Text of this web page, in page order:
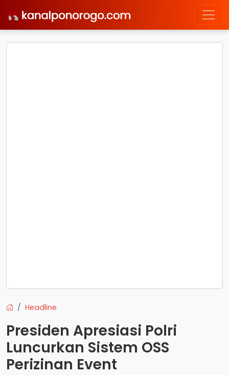
Headline
Presiden Apresiasi Polri
Luncurkan Sistem OSS
Perizinan Event